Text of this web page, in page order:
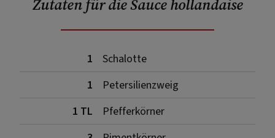
Zutaten für die Sauce hollandaise
1
Schalotte
1
Petersilienzweig
1 TL
Pfefferkörner